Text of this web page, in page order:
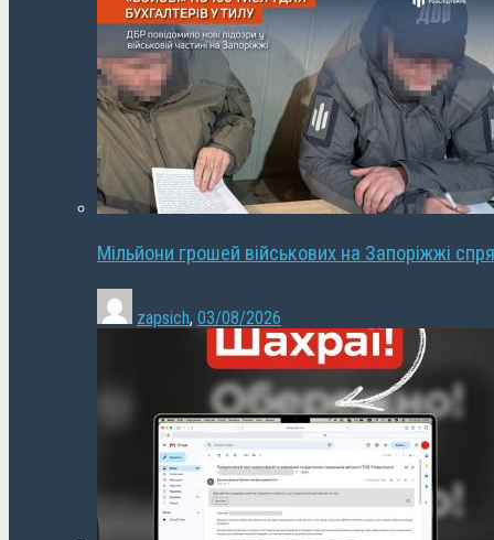
Мільйони грошей військових на Запоріжжі
zapsich, 03/08/2026